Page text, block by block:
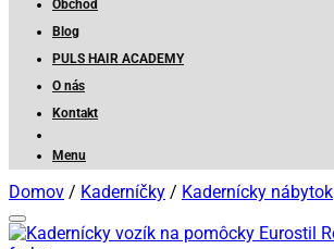
Obchod
Blog
PULS HAIR ACADEMY
O nás
Kontakt
Menu
Domov / Kaderníčky / Kadernícky nábytok